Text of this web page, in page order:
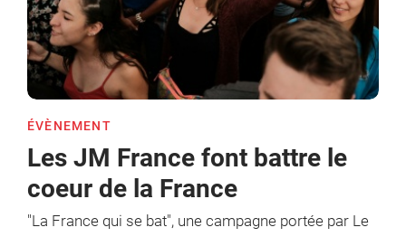
ÉVÈNEMENT
Les JM France font battre le
coeur de la France
"La France qui se bat", une campagne portée par Le